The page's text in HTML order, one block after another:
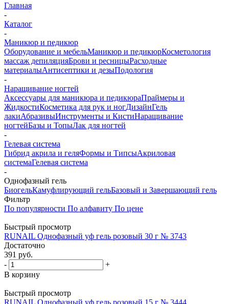
Главная
-
Каталог
-
Маникюр и педикюр
Оборудование и мебельМаникюр и педикюрКосметология
массаж депиляцияБрови и ресницыРасходные
материалыАнтисептики и дезыПодология
-
Наращивание ногтей
Аксессуары для маникюра и педикюраПраймеры и
ЖидкостиКосметика для рук и ногДизайнГель
лакиАбразивыИнструменты и КистиНаращивание
ногтейБазы и ТопыЛак для ногтей
-
Гелевая система
Гибрид акрила и геляФормы и ТипсыАкриловая
системаГелевая система
-
Однофазный гель
БиогельКамуфлирующий гельБазовый и Завершающий гель
Фильтр
По популярности По алфавиту По цене
Быстрый просмотр
RUNAIL Однофазный уф гель розовый 30 г № 3743
Достаточно
391 руб.
-
+
В корзину
Быстрый просмотр
RUNAIL Однофазный уф гель розовый 15 г № 3444